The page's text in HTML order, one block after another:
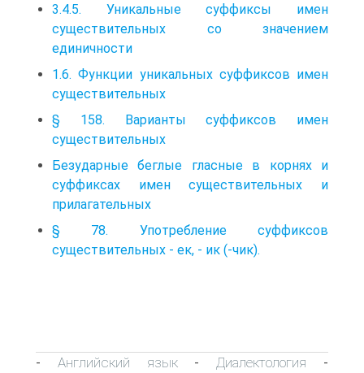
3.4.5. Уникальные суффиксы имен
существительных со значением
единичности
1.6. Функции уникальных суффиксов имен
существительных
§ 158. Варианты суффиксов имен
существительных
Безударные беглые гласные в корнях и
суффиксах имен существительных и
прилагательных
§ 78. Употребление суффиксов
существительных - ек, - ик (-чик).
- Английский язык- Диалектология -